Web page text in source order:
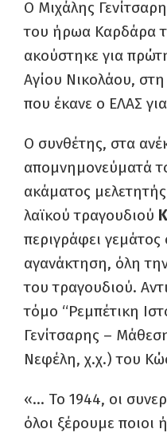
Ο Μιχάλης
του ήρωα Καρδάρα
ακούστηκε για
Αγίου Νικολάου,
που έκανε ο ΕΛΑΣ
Ο συνθέτης, στα
απομνημονεύματά
ακάματος
λαϊκού τραγουδιού
περιγράφει γεμάτος
αγανάκτηση, όλη
του τραγουδιού.
τόμο “Ρεμπέτικη
Γενίτσαρης –
Νεφέλη, χ.χ.) του
«… Το 1944, οι
όλοι ξέρουμε ποιοι